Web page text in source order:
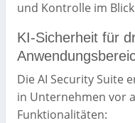
und Kontrolle im
KI-Sicherheit für
Die AI Security Suite
in Unternehmen vor
Funktionalitäten: